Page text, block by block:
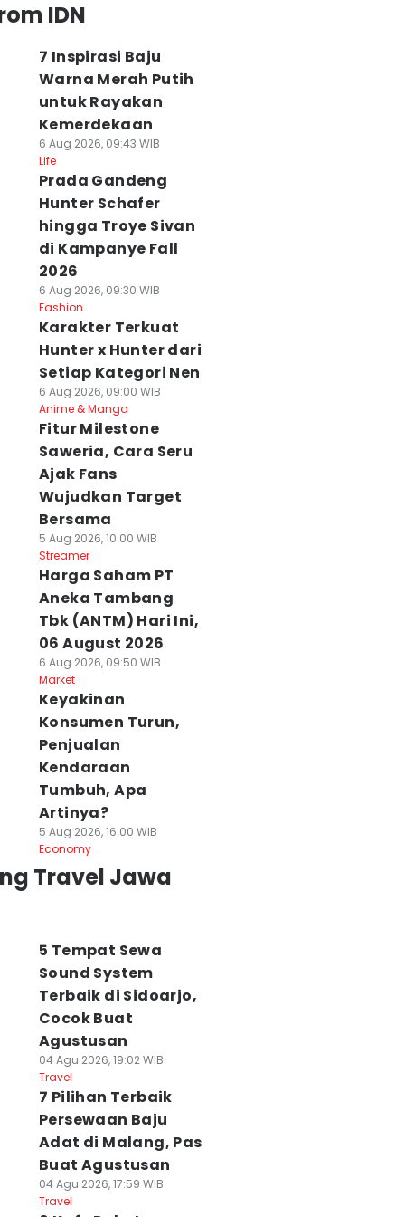
IDN
7 Inspirasi Baju
Warna Merah Putih
untuk Rayakan
Kemerdekaan
6 Aug 2026, 09:43 WIB
Life
Prada Gandeng
Hunter Schafer
hingga Troye Sivan
di Kampanye Fall
2026
6 Aug 2026, 09:30 WIB
Fashion
Karakter Terkuat
Hunter x Hunter dari
Setiap Kategori Nen
6 Aug 2026, 09:00 WIB
Anime & Manga
Fitur Milestone
Saweria, Cara Seru
Ajak Fans
Wujudkan Target
Bersama
5 Aug 2026, 10:00 WIB
Streamer
Harga Saham PT
Aneka Tambang
Tbk (ANTM) Hari Ini,
06 August 2026
6 Aug 2026, 09:50 WIB
Market
Keyakinan
Konsumen Turun,
Penjualan
Kendaraan
Tumbuh, Apa
Artinya?
5 Aug 2026, 16:00 WIB
Economy
Travel Jawa
5 Tempat Sewa
Sound System
Terbaik di Sidoarjo,
Cocok Buat
Agustusan
04 Agu 2026, 19:02 WIB
Travel
7 Pilihan Terbaik
Persewaan Baju
Adat di Malang, Pas
Buat Agustusan
04 Agu 2026, 17:59 WIB
Travel